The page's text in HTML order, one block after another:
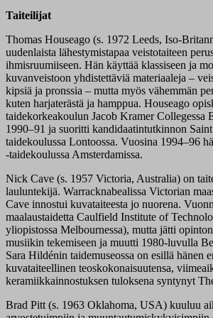
Taiteilijat
Thomas Houseago (s. 1972 Leeds, Iso-
uudenlaista lähestymistapaa veistotaiteen
ihmisruumiiseen. Hän käyttää klassiseen ja
kuvanveistoon yhdistettäviä materiaaleja –
kipsiä ja pronssia – mutta myös vähemmän
kuten harjaterästä ja hamppua. Houseago
taidekorkeakoulun Jacob Kramer Collegessa
1990–91 ja suoritti kandidaatintutkinnon
taidekoulussa Lontoossa. Vuosina 1994–96
-taidekoulussa Amsterdamissa.
Nick Cave (s. 1957 Victoria, Australia) on
lauluntekijä. Warracknabealissa Victorian
Cave innostui kuvataiteesta jo nuorena.
maalaustaidetta Caulfield Institute of
yliopistossa Melbournessa), mutta jätti
musiikin tekemiseen ja muutti 1980-luvulla
Sara Hildénin taidemuseossa on esillä hänen
kuvataiteellinen teoskokonaisuutensa,
keramiikkainnostuksen tuloksena syntynyt
Brad Pitt (s. 1963 Oklahoma, USA) kuuluu